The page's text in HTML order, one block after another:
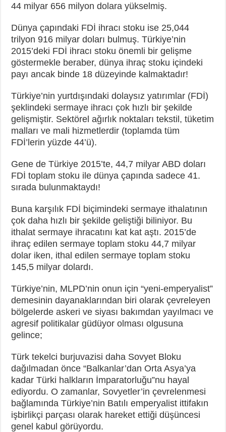
44 milyar 656 milyon dolara yükselmiş.
Dünya çapındaki FDİ ihracı stoku ise 25,044
trilyon 916 milyar doları bulmuş. Türkiye’nin
2015’deki FDİ ihracı stoku önemli bir gelişme
göstermekle beraber, dünya ihraç stoku içindeki
payı ancak binde 18 düzeyinde kalmaktadır!
Türkiye’nin yurtdışındaki dolaysız yatırımlar (FDİ)
şeklindeki sermaye ihracı çok hızlı bir şekilde
gelişmiştir. Sektörel ağırlık noktaları tekstil, tüketim
malları ve mali hizmetlerdir (toplamda tüm
FDİ’lerin yüzde 44’ü).
Gene de Türkiye 2015’te, 44,7 milyar ABD doları
FDİ toplam stoku ile dünya çapında sadece 41.
sırada bulunmaktaydı!
Buna karşılık FDİ biçimindeki sermaye ithalatının
çok daha hızlı bir şekilde geliştiği biliniyor. Bu
ithalat sermaye ihracatını kat kat aştı. 2015’de
ihraç edilen sermaye toplam stoku 44,7 milyar
dolar iken, ithal edilen sermaye toplam stoku
145,5 milyar dolardı.
Türkiye’nin, MLPD’nin onun için “yeni-emperyalist”
demesinin dayanaklarından biri olarak çevreleyen
bölgelerde askeri ve siyası bakımdan yayılmacı ve
agresif politikalar güdüyor olması olgusuna
gelince;
Türk tekelci burjuvazisi daha Sovyet Bloku
dağılmadan önce “Balkanlar’dan Orta Asya’ya
kadar Türki halkların İmparatorluğu”nu hayal
ediyordu. O zamanlar, Sovyetler’in çevrelenmesi
bağlamında Türkiye’nin Batılı emperyalist ittifakın
işbirlikçi parçası olarak hareket ettiği düşüncesi
genel kabul görüyordu.